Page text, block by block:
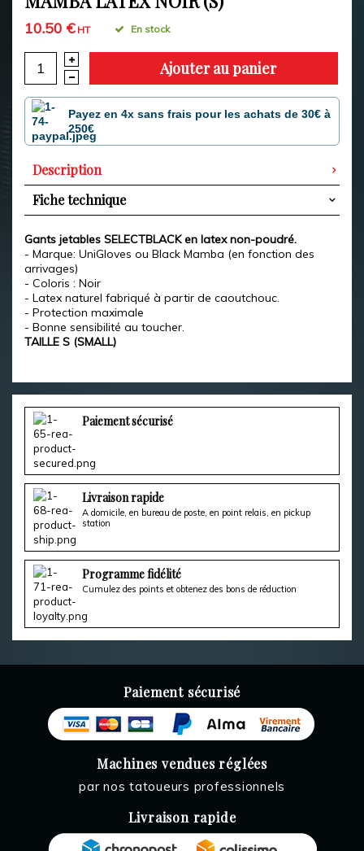
10.50 €HT En stock
Ajouter au panier
Payez en 4x sans frais pour les achats de 30€ à
250€
Description
Fiche technique
Gants jetables SELECTBLACK en latex non-poudré.
- Marque: UniGloves ou Black Mamba (en fonction des
arrivages)
- Coloris : Noir
- Latex naturel fabriqué à partir de caoutchouc.
- Protection maximale
- Bonne sensibilité au toucher.
TAILLE S (SMALL)
Paiement sécurisé
Livraison rapide
A domicile, en bureau de poste, en point relais, en pickup
station
Programme fidélité
Cumulez des points et obtenez des bons de réduction
Paiement sécurisé
Machines vendues réglées
par nos tatoueurs professionnels
Livraison rapide